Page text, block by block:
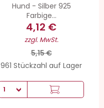
Hund - Silber 925
Farbige...
4,12 €
zzgl. MwSt.
5,15 €
961 Stückzahl auf Lager